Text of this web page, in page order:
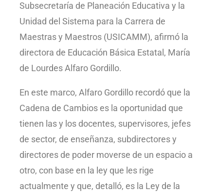
Subsecretaría de Planeación Educativa y la
Unidad del Sistema para la Carrera de
Maestras y Maestros (USICAMM), afirmó la
directora de Educación Básica Estatal, María
de Lourdes Alfaro Gordillo.
En este marco, Alfaro Gordillo recordó que la
Cadena de Cambios es la oportunidad que
tienen las y los docentes, supervisores, jefes
de sector, de enseñanza, subdirectores y
directores de poder moverse de un espacio a
otro, con base en la ley que les rige
actualmente y que, detalló, es la Ley de la